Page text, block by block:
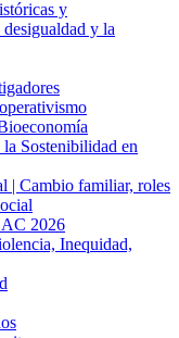
y
desigualdad y la
Sostenibilidad en
| Cambio familiar, roles
2026
Inequidad,